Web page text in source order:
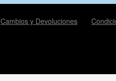
Cambios y Devoluciones